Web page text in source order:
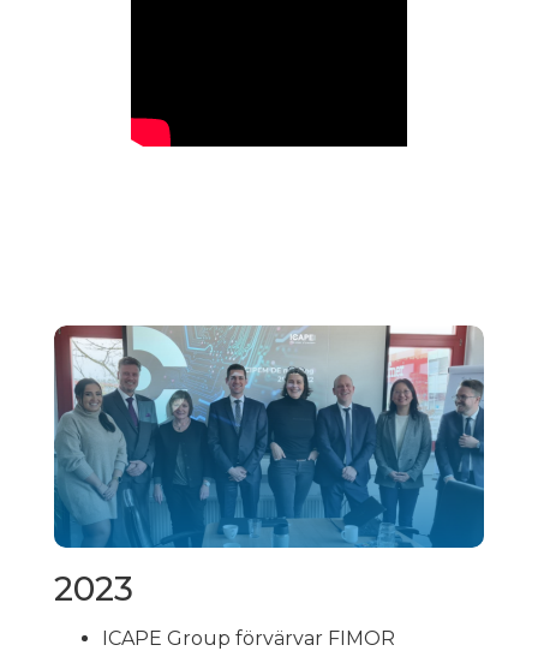
2023
ICAPE Group förvärvar FIMOR